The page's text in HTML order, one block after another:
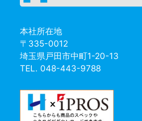
本社所在地
〒335-0012
埼玉県戸田市中町1-20-13
TEL. 048-443-9788